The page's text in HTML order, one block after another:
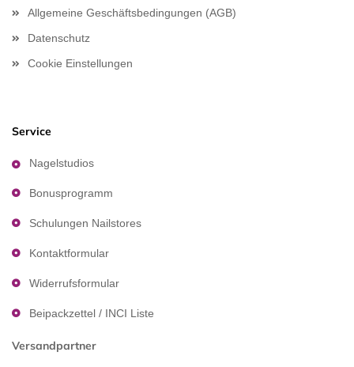
Allgemeine Geschäftsbedingungen (AGB)
Datenschutz
Cookie Einstellungen
Service
Nagelstudios
Bonusprogramm
Schulungen Nailstores
Kontaktformular
Widerrufsformular
Beipackzettel / INCI Liste
Versandpartner